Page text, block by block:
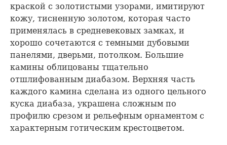
краской с золотистыми узорами, имитируют
кожу, тисненную золотом, которая часто
применялась в средневековых замках, и
хорошо сочетаются с темными дубовыми
панелями, дверьми, потолком. Большие
камины облицованы тщательно
отшлифованным диабазом. Верхняя часть
каждого камина сделана из одного цельного
куска диабаза, украшена сложным по
профилю срезом и рельефным орнаментом с
характерным готическим крестоцветом.